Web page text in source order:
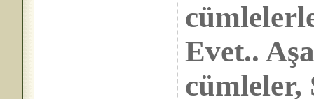
Evet..
cümleler,